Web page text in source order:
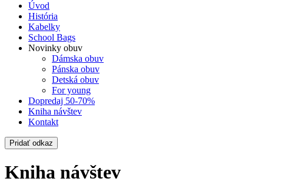
Úvod
História
Kabelky
School Bags
Novinky obuv
Dámska obuv
Pánska obuv
Detská obuv
For young
Dopredaj 50-70%
Kniha návštev
Kontakt
Pridať odkaz
Kniha návštev